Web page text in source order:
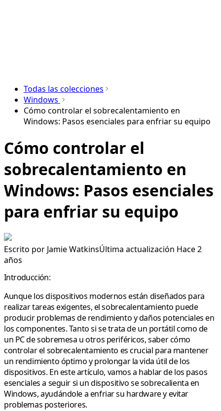
Todas las colecciones
Windows
Cómo controlar el sobrecalentamiento en
Windows: Pasos esenciales para enfriar su equipo
Cómo controlar el
sobrecalentamiento en
Windows: Pasos esenciales
para enfriar su equipo
Escrito por Jamie WatkinsÚltima actualización Hace 2
años
Introducción:
Aunque los dispositivos modernos están diseñados para
realizar tareas exigentes, el sobrecalentamiento puede
producir problemas de rendimiento y daños potenciales en
los componentes. Tanto si se trata de un portátil como de
un PC de sobremesa u otros periféricos, saber cómo
controlar el sobrecalentamiento es crucial para mantener
un rendimiento óptimo y prolongar la vida útil de los
dispositivos. En este artículo, vamos a hablar de los pasos
esenciales a seguir si un dispositivo se sobrecalienta en
Windows, ayudándole a enfriar su hardware y evitar
problemas posteriores.